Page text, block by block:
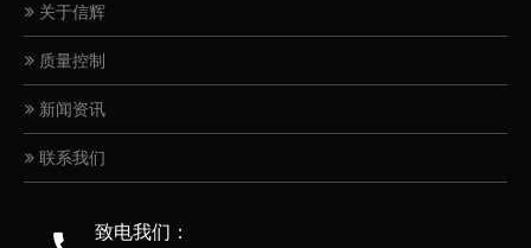
关于信辉
质量控制
新闻资讯
联系我们
致电我们：